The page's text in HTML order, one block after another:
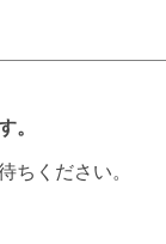
。
ちください。